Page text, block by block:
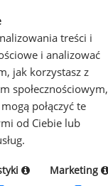
treści i
i analizować
jak korzystasz z
społecznościowym,
połączyć te
od Ciebie lub
Marketing